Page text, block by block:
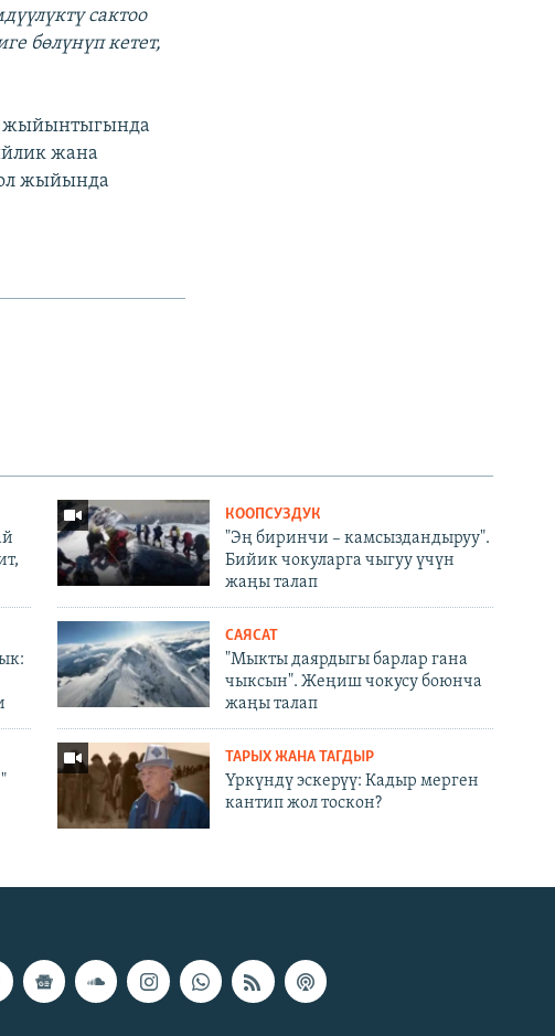
сактоо
бөлүнүп кетет,
жыйынтыгында
жана
жыйында
КООПСУЗДУК
"Эң биринчи – камсыздандыруу".
Бийик чокуларга чыгуу үчүн
жаңы талап
САЯСАТ
"Мыкты даярдыгы барлар гана
чыксын". Жеңиш чокусу боюнча
жаңы талап
ТАРЫХ ЖАНА ТАГДЫР
Үркүндү эскерүү: Кадыр мерген
кантип жол тоскон?